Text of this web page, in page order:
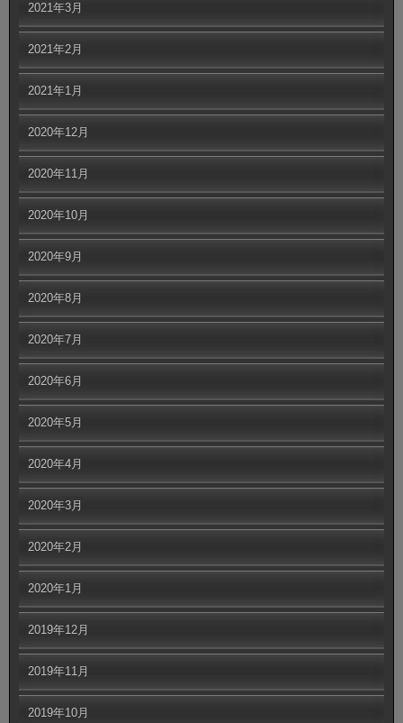
2021年3月
2021年2月
2021年1月
2020年12月
2020年11月
2020年10月
2020年9月
2020年8月
2020年7月
2020年6月
2020年5月
2020年4月
2020年3月
2020年2月
2020年1月
2019年12月
2019年11月
2019年10月